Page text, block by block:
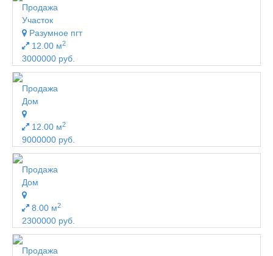
Продажа
Участок
Разумное пгт
12.00 м2
3000000 руб.
Продажа
Дом
12.00 м2
9000000 руб.
Продажа
Дом
8.00 м2
2300000 руб.
Продажа